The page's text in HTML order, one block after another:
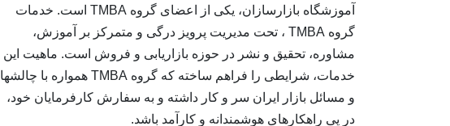
آموزشگاه بازارسازان، یکی از اعضای گروه TMBA است. خدمات
گروه TMBA ، تحت مدیریت پرویز درگی و متمرکز بر آموزش،
مشاوره، تحقیق و نشر در حوزه بازاریابی و فروش است. ماهیت این
خدمات، شرایطی را فراهم ساخته که گروه TMBA همواره با چالشها
و مسائل بازار ایران سر و کار داشته و به سفارش کارفرمایان خود،
در پی راهکارهای هوشمندانه و کارآمد باشد.